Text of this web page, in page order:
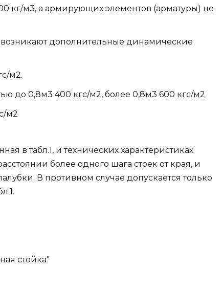
кг/м3, а армирующих элементов (арматуры) не
дополнительные динамические
м2.
до 0,8м3 400 кгс/м2, более 0,8м3 600 кгс/м2
м2
в табл.1, и технических характеристиках
более одного шага стоек от края, и
В противном случае допускается только
стойка"